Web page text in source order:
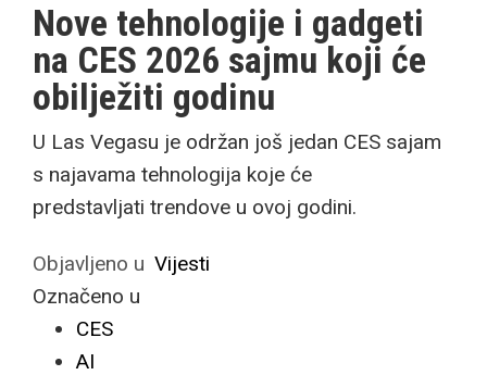
Nove tehnologije i gadgeti
na CES 2026 sajmu koji će
obilježiti godinu
U Las Vegasu je održan još jedan CES sajam
s najavama tehnologija koje će
predstavljati trendove u ovoj godini.
Objavljeno u Vijesti
Označeno u
CES
AI